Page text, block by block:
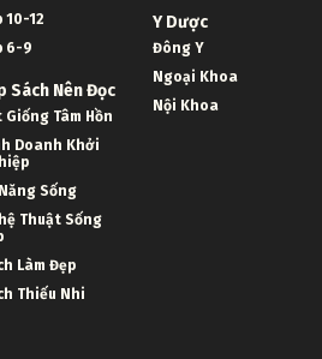
10-12
6-9
Sách Nên Đọc
Giống Tâm Hồn
Doanh Khởi
Sống
Thuật Sống
Làm Đẹp
Thiếu Nhi
Y Dược
Đông Y
Ngoại Khoa
Nội Khoa